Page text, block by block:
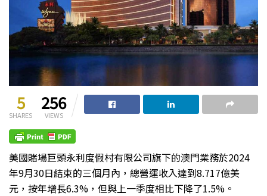
5
SHARES
256
VIEWS
美國賭場巨頭永利度假村有限公司旗下的澳門業務於2024
年9月30日結束的三個月內，總營運收入達到8.717億美
元，按年增長6.3%，但與上一季度相比下降了1.5%。